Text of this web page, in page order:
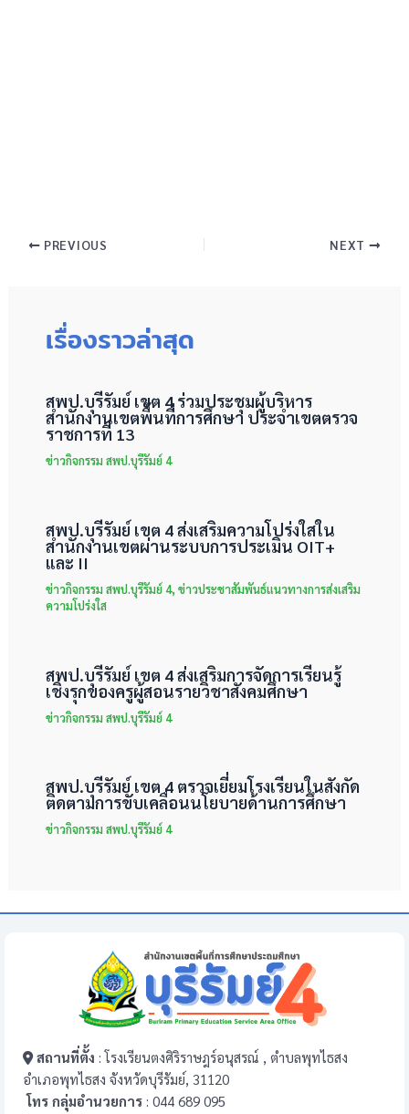
PREVIOUS NEXT
เรื่องราวล่าสุด
สพป.บุรีรัมย์ เขต 4 ร่วมประชุมผู้บริหาร
สำนักงานเขตพื้นที่การศึกษา ประจำเขตตรวจ
ราชการที่ 13
ข่าวกิจกรรม สพป.บุรีรัมย์ 4
สพป.บุรีรัมย์ เขต 4 ส่งเสริมความโปร่งใสใน
สำนักงานเขตผ่านระบบการประเมิน OIT+
และ II
ข่าวกิจกรรม สพป.บุรีรัมย์ 4, ข่าวประชาสัมพันธ์แนวทางการส่งเสริม
ความโปร่งใส
สพป.บุรีรัมย์ เขต 4 ส่งเสริมการจัดการเรียนรู้
เชิงรุกของครูผู้สอนรายวิชาสังคมศึกษา
ข่าวกิจกรรม สพป.บุรีรัมย์ 4
สพป.บุรีรัมย์ เขต 4 ตรวจเยี่ยมโรงเรียนในสังกัด
ติดตามการขับเคลื่อนนโยบายด้านการศึกษา
ข่าวกิจกรรม สพป.บุรีรัมย์ 4
สถานที่ตั้ง : โรงเรียนตงศิริราษฎร์อนุสรณ์ , ตำบลพุทไธสง
อำเภอพุทไธสง จังหวัดบุรีรัมย์, 31120
โทร กลุ่มอำนวยการ : 044 689 095